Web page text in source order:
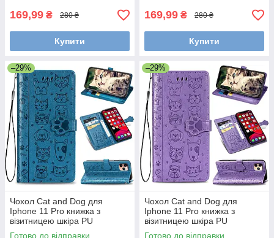
169,99 ₴ 280 ₴
Купити
169,99 ₴ 280 ₴
Купити
–29%
Чохол Cat and Dog для
Iphone 11 Pro книжка з
візитницею шкіра PU
блакитний
Готово до відправки
–29%
Чохол Cat and Dog для
Iphone 11 Pro книжка з
візитницею шкіра PU
фіолетовий
Готово до відправки